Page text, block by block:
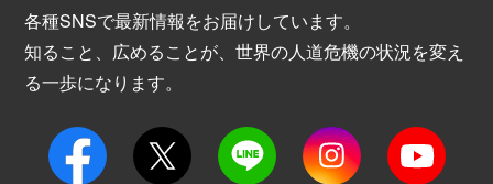
各種SNSで最新情報をお届けしています。
知ること、広めることが、世界の人道危機の状況を変え
る一歩になります。